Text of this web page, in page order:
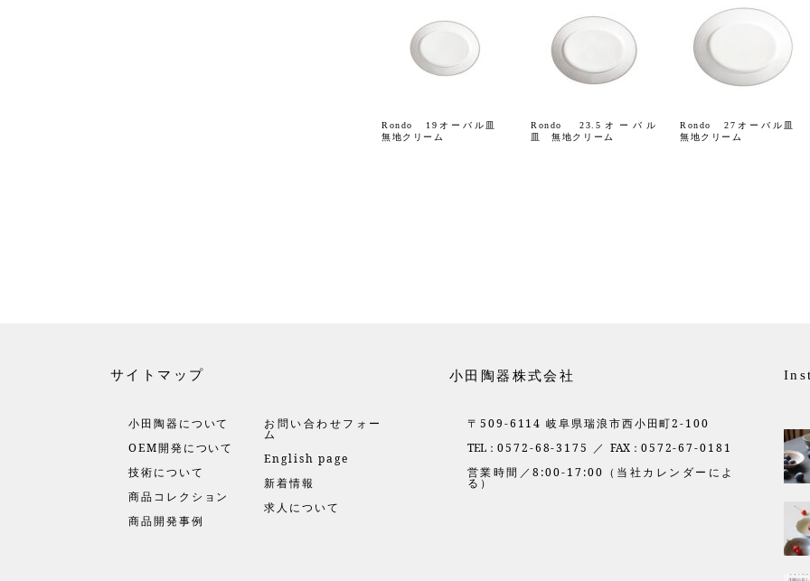
Rondo 19オーバル皿
無地クリーム
Rondo 23.5オーバル
皿 無地クリーム
Rondo 27オーバル皿
無地クリーム
サイトマップ
小田陶器について
OEM開発について
技術について
商品コレクション
商品開発事例
お問い合わせフォー
ム
English page
新着情報
求人について
小田陶器株式会社
〒509-6114 岐阜県瑞浪市西小田町2-100
TEL： 0572-68-3175 ／ FAX： 0572-67-0181
営業時間／8:00-17:00（当社カレンダーによ
る）